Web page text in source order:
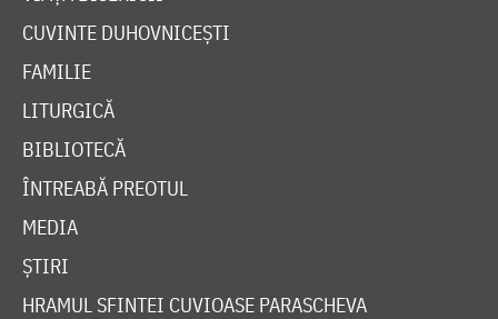
CUVINTE DUHOVNICEȘTI
FAMILIE
LITURGICĂ
BIBLIOTECĂ
ÎNTREABĂ PREOTUL
MEDIA
ȘTIRI
HRAMUL SFINTEI CUVIOASE PARASCHEVA